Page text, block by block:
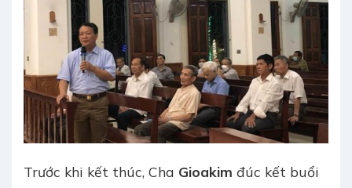
Trước khi kết thúc, Cha Gioakim đúc kết buổi